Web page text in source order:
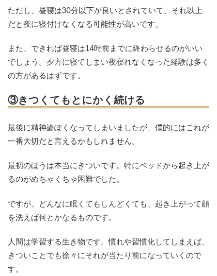
ただし、昼寝は30分以下が良いとされていて、それ以上
だと夜に寝付けなくなる可能性が高いです。
また、できれば昼寝は14時前までに終わらせるのがいい
でしょう。夕方に寝てしまい夜寝れなくなった経験は多く
の方があるはずです。
③きつくてもとにかく続ける
最後に精神論ぽくなってしまいましたが、僕的にはこれが
一番大切だと言えるかもしれません。
最初のほうは本当にきついです。特にベッドから起き上が
るのがめちゃくちゃ困難でした。
ですが、どんなに眠くてもしんどくても、起き上がって顔
を洗えば何とかなるものです。
人間は学習する生き物です。慣れや習慣化してしまえば、
きついことでも徐々にそれが当たり前になっていくので
す。